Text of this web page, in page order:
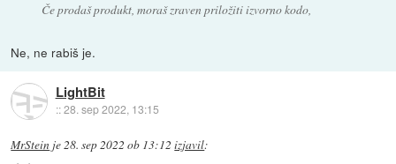
Če prodaš produkt, moraš zraven priložiti izvorno kodo,
Ne, ne rabiš je.
LightBit
::28. sep 2022, 13:15
MrStein je28. sep 2022 ob 13:12 izjavil: